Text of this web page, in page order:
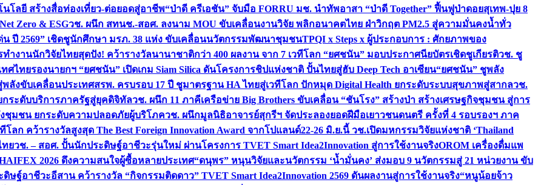
โลยี สร้างสื่อท่องเที่ยว-ต่อยอดสู่อาชีพ“ป่าดี ครีเอชัน” จับมือ FORRU มช. นำทัพอาสา “ป่าดี Together” ฟื้นฟูป่าดอยสุเทพ-ปุย 8
Zero & ESGวช. ผนึก สทนช.-สอศ. ลงนาม MOU ขับเคลื่อนงานวิจัย พลิกอนาคตไทย ฝ่าวิกฤต PM2.5 สู่ความมั่นคงน้ำทั่ว
ปี 2569” เชิดชูนักศึกษา มรภ. 38 แห่ง ขับเคลื่อนนวัตกรรมพัฒนาชุมชนTPQI x Steps x ผู้ประกอบการ : ศักยภาพของ
ทำงานนักวิจัยไทยสุดปัง! คว้ารางวัลนานาชาติกว่า 400 ผลงาน จาก 7 เวทีโลก “ยศชนัน” มอบประกาศนียบัตรเชิดชูเกียรติวช. ชู
ทศไทยรองนายกฯ “ยศชนัน” เปิดเกม Siam Silica ดันโครงการชิปแห่งชาติ ปั้นไทยสู่ฮับ Deep Tech อาเซียน“ยศชนัน” ชูพลัง
พลังขับเคลื่อนประเทศสรพ. ครบรอบ 17 ปี ชูมาตรฐาน HA ไทยสู่เวทีโลก ปักหมุด Digital Health ยกระดับระบบสุขภาพสู่สากลวช.
กระดับบริการภาครัฐสู่ยุคดิจิทัลวช. ผนึก 11 ภาคีเครือข่าย Big Brothers ขับเคลื่อน “ชันโรง” สร้างป่า สร้างเศรษฐกิจชุมชน สู่การ
ชุมชน ยกระดับความปลอดภัยผู้บริโภควช. ผนึกมูลนิธิอาจารย์สุกรีฯ จัดประลองยอดฝีมือเยาวชนดนตรี ครั้งที่ 4 รอบรองฯ ภาค
ลก คว้ารางวัลสูงสุด The Best Foreign Innovation Award จากโปแลนด์22-26 มิ.ย.นี้ วช.เปิดมหกรรมวิจัยแห่งชาติ ‘Thailand
ทยวช. – สอศ. ปั้นนักประดิษฐ์อาชีวะรุ่นใหม่ ผ่านโครงการ TVET Smart Idea2Innovation สู่การใช้งานจริงOROM เครื่องดื่มแพ
2026 ดึงความสนใจผู้ซื้อหลายประเทศ“ดนุพร” หนุนวิจัยและนวัตกรรม ‘น้ำมั่นคง’ ส่งมอบ 9 นวัตกรรมสู่ 21 หน่วยงาน ขับ
ษฐ์อาชีวะอีสาน คว้ารางวัล “กิจกรรมติดดาว” TVET Smart Idea2Innovation 2569 ดันผลงานสู่การใช้งานจริง“หนูน้อยจ้าว